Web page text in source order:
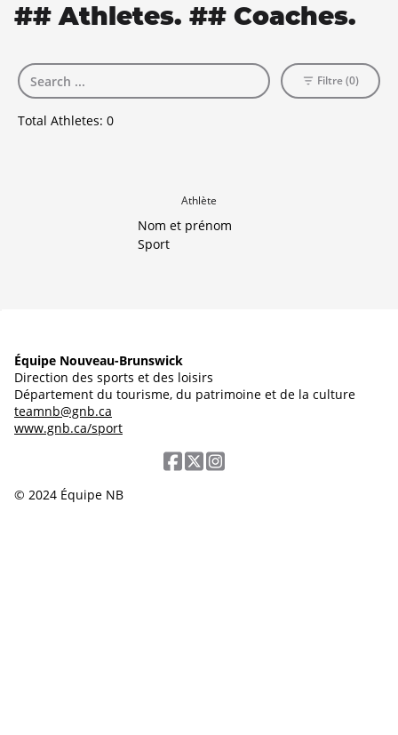
## Athletes. ## Coaches.
Total Athletes: 0
Filtre (0)
Athlète
Nom et prénom
Sport
Équipe Nouveau-Brunswick
Direction des sports et des loisirs
Département du tourisme, du patrimoine et de la culture
teamnb@gnb.ca
www.gnb.ca/sport
© 2024 Équipe NB